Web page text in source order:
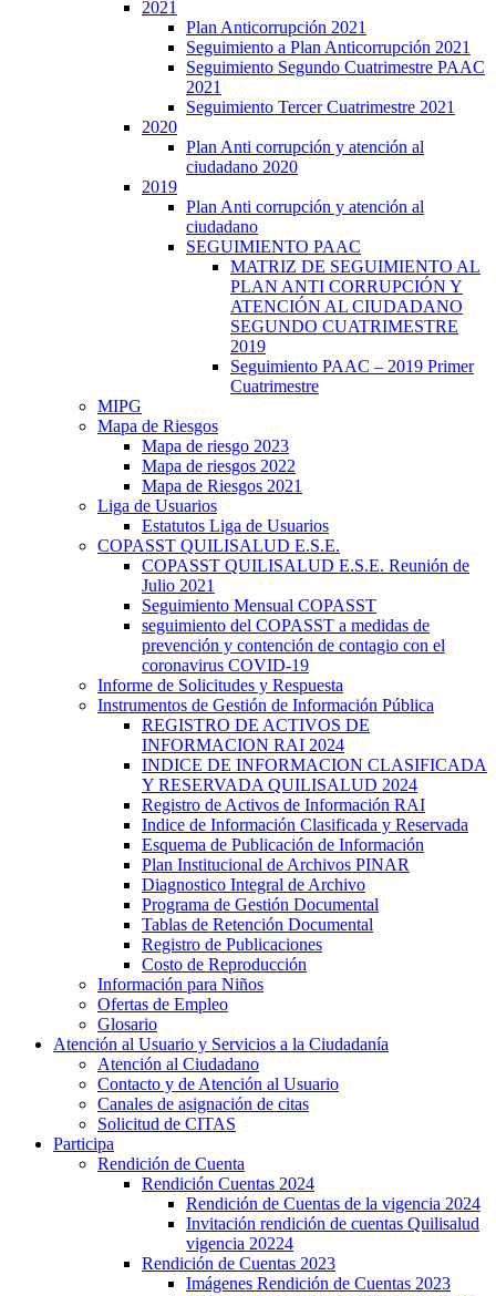
2021
Plan Anticorrupción 2021
Seguimiento a Plan Anticorrupción 2021
Seguimiento Segundo Cuatrimestre PAAC
2021
Seguimiento Tercer Cuatrimestre 2021
2020
Plan Anti corrupción y atención al
ciudadano 2020
2019
Plan Anti corrupción y atención al
ciudadano
SEGUIMIENTO PAAC
MATRIZ DE SEGUIMIENTO AL
PLAN ANTI CORRUPCIÓN Y
ATENCIÓN AL CIUDADANO
SEGUNDO CUATRIMESTRE
2019
Seguimiento PAAC – 2019 Primer
Cuatrimestre
MIPG
Mapa de Riesgos
Mapa de riesgo 2023
Mapa de riesgos 2022
Mapa de Riesgos 2021
Liga de Usuarios
Estatutos Liga de Usuarios
COPASST QUILISALUD E.S.E.
COPASST QUILISALUD E.S.E. Reunión de
Julio 2021
Seguimiento Mensual COPASST
seguimiento del COPASST a medidas de
prevención y contención de contagio con el
coronavirus COVID-19
Informe de Solicitudes y Respuesta
Instrumentos de Gestión de Información Pública
REGISTRO DE ACTIVOS DE
INFORMACION RAI 2024
INDICE DE INFORMACION CLASIFICADA
Y RESERVADA QUILISALUD 2024
Registro de Activos de Información RAI
Indice de Información Clasificada y Reservada
Esquema de Publicación de Información
Plan Institucional de Archivos PINAR
Diagnostico Integral de Archivo
Programa de Gestión Documental
Tablas de Retención Documental
Registro de Publicaciones
Costo de Reproducción
Información para Niños
Ofertas de Empleo
Glosario
Atención al Usuario y Servicios a la Ciudadanía
Atención al Ciudadano
Contacto y de Atención al Usuario
Canales de asignación de citas
Solicitud de CITAS
Participa
Rendición de Cuenta
Rendición Cuentas 2024
Rendición de Cuentas de la vigencia 2024
Invitación rendición de cuentas Quilisalud
vigencia 20224
Rendición de Cuentas 2023
Imágenes Rendición de Cuentas 2023